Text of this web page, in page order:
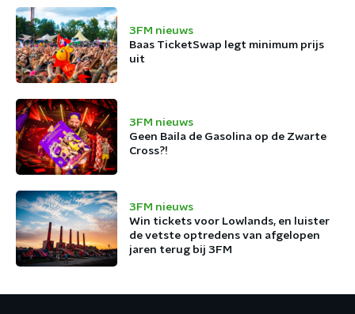
3FM nieuws
Baas TicketSwap legt minimum prijs
uit
3FM nieuws
Geen Baila de Gasolina op de Zwarte
Cross?!
3FM nieuws
Win tickets voor Lowlands, en luister
de vetste optredens van afgelopen
jaren terug bij 3FM